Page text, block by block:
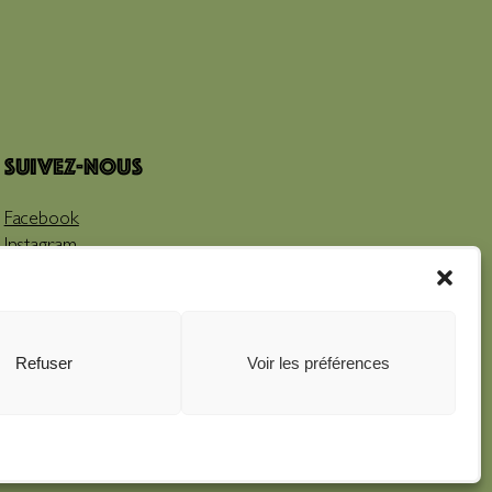
Refuser Voir les préférences
Suivez-nous
Facebook
Instagram